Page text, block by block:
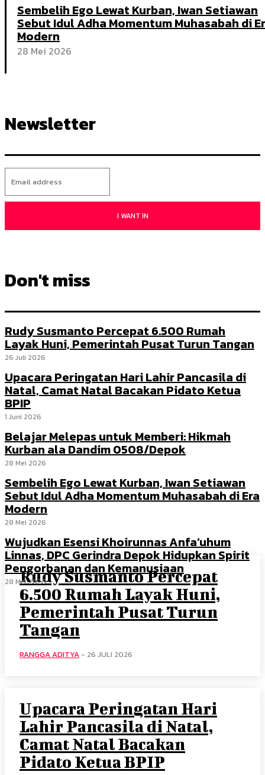
Sembelih Ego Lewat Kurban, Iwan Setiawan
Sebut Idul Adha Momentum Muhasabah di
Modern
28 Mei 2026
Newsletter
I WANT IN
Don't miss
Rudy Susmanto Percepat 6.500 Rumah
Layak Huni, Pemerintah Pusat Turun Tangan
26 Juli 2026
Upacara Peringatan Hari Lahir Pancasila di
Natal, Camat Natal Bacakan Pidato Ketua
BPIP
1 Juni 2026
Belajar Melepas untuk Memberi: Hikmah
Kurban ala Dandim 0508/Depok
28 Mei 2026
Sembelih Ego Lewat Kurban, Iwan Setiawan
Sebut Idul Adha Momentum Muhasabah di Era
Modern
28 Mei 2026
Wujudkan Esensi Khoirunnas Anfa’uhum
Linnas, DPC Gerindra Depok Hidupkan Spirit
Pengorbanan dan Kemanusiaan
28 Mei 2026
Rudy Susmanto Percepat
6.500 Rumah Layak Huni,
Pemerintah Pusat Turun
Tangan
RANGGA ADITYA - 26 JULI 2026
Upacara Peringatan Hari
Lahir Pancasila di Natal,
Camat Natal Bacakan
Pidato Ketua BPIP